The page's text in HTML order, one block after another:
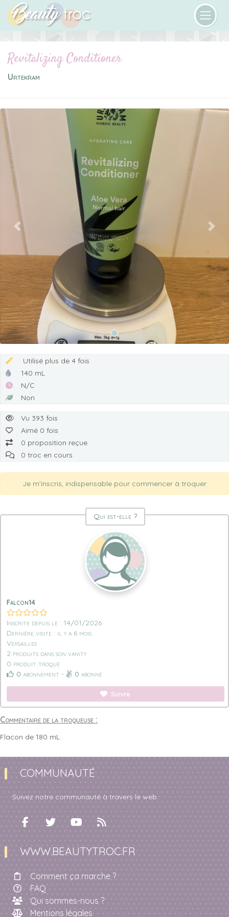
Revitalizing Conditioner
Urtekram
Previous Next
Utilisé plus de 4 fois
140 mL
N/C
Non
Vu 393 fois
Aimé 0 fois
0 proposition reçue
0 troc en cours
Je m'inscris, indispensable pour commencer à troquer
Qui est-elle ?
Falcon14
Inscrite depuis le : 14/01/2026
Dernière visite : il y a 6 mois
Versailles
2 produits dans son vanity
0 produit troqué
0 abonnement - 0 abonné
Suivre
Commentaire de la troqueuse :
Flacon de 180 mL
COMMUNAUTÉ
Suivez notre communauté à travers le web.
WWW.BEAUTYTROC.FR
Comment ça marche ?
FAQ
Qui sommes-nous ?
Mentions légales